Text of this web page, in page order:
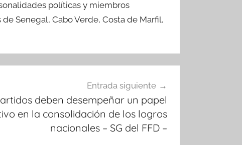
políticas y miembros
Senegal, Cabo Verde, Costa de Marfil,
Entrada siguiente
deben desempeñar un papel
en la consolidación de los logros
nacionales – SG del FFD –